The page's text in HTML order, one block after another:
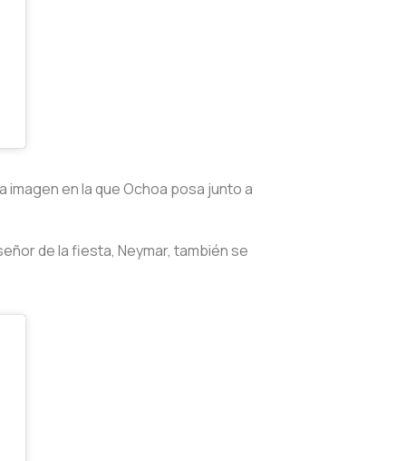
en la que Ochoa posa junto a
de la fiesta, Neymar, también se